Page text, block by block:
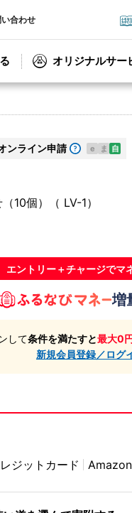
合わせ
オリジナルサー
ンライン申請 e ま 自
10個）（ LV-1）
エントリー＋チャージでマ
増
して条件を満たすと最大0
新規会員登録／ログ
ジットカード